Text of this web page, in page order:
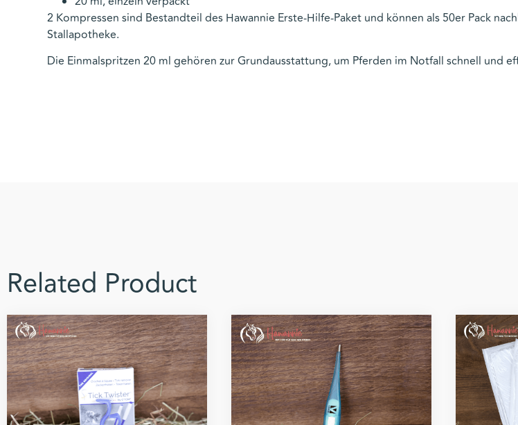
2 Kompressen sind Bestandteil des Hawannie Erste-Hilfe-Paket und können als 50er Pack
Stallapotheke.
Die Einmalspritzen 20 ml gehören zur Grundausstattung, um Pferden im Notfall schnell und
Related Product